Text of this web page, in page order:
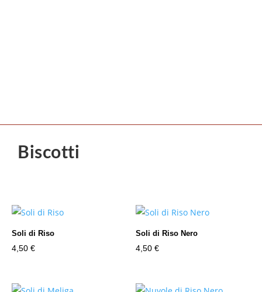
Biscotti
Soli di Riso
4,50 €
Soli di Riso Nero
4,50€